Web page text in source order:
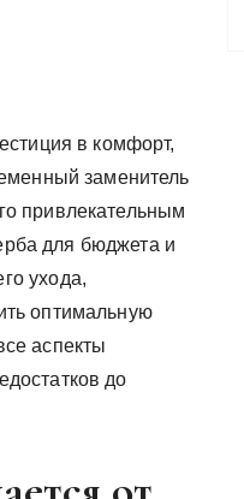
в комфорт,
заменитель
привлекательным
для бюджета и
ухода,
оптимальную
аспекты
до